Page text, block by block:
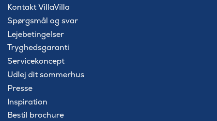
Kontakt VillaVilla
Spørgsmål og svar
Lejebetingelser
Tryghedsgaranti
Servicekoncept
Udlej dit sommerhus
Presse
Inspiration
Bestil brochure